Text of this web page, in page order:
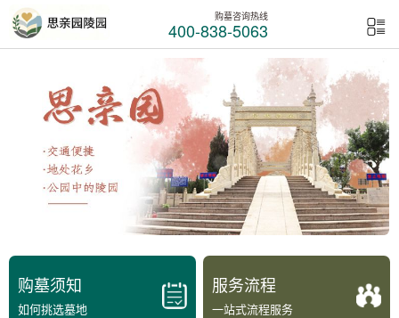
购墓咨询热线
400-838-5063
购墓须知
如何挑选墓地
服务流程
一站式流程服务